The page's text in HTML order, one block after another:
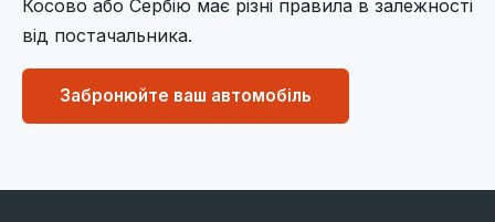
Косово або Сербію має різні правила в залежності
від постачальника.
Забронюйте ваш автомобіль